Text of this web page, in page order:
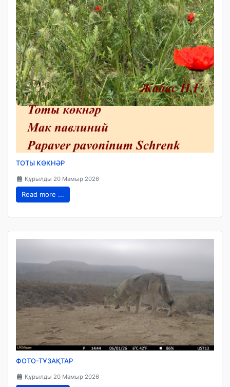
ТОТЫ КӨКНӘР
Құрылды 20 Мамыр 2026
Read more ...
ФОТО-ТҰЗАҚТАР
Құрылды 20 Мамыр 2026